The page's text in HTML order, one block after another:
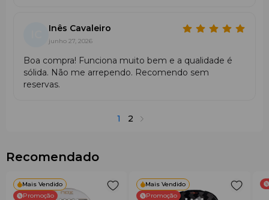
Inês Cavaleiro
junho 27, 2026
Boa compra! Funciona muito bem e a qualidade é
sólida. Não me arrependo. Recomendo sem
reservas.
1 2
Recomendado
Mais Vendido
Promoção
Mais Vendido
Promoção